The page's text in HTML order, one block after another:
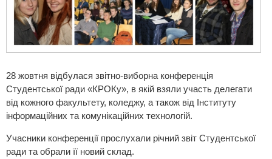
28 жовтня відбулася звітно-виборна конференція
Студентської ради «КРОКу», в якій взяли участь делегати
від кожного факультету, коледжу, а також від Інституту
інформаційних та комунікаційних технологій.
Учасники конференції прослухали річний звіт Студентської
ради та обрали її новий склад.